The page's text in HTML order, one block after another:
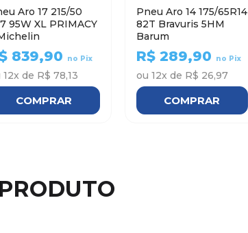
Aro 17 215/50
839,90 no Pix
12x de R$ 78,13
COMPRAR
Pneu Aro 14 175/65R14
82T Bravuris 5HM
Barum
R$ 289,90 no Pix
ou 12x de R$ 26,97
COMPRAR